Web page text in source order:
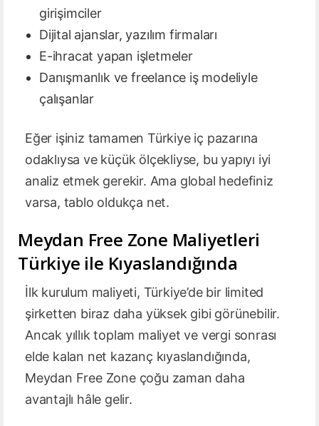
girişimciler
Dijital ajanslar, yazılım firmaları
E-ihracat yapan işletmeler
Danışmanlık ve freelance iş modeliyle
çalışanlar
Eğer işiniz tamamen Türkiye iç pazarına
odaklıysa ve küçük ölçekliyse, bu yapıyı iyi
analiz etmek gerekir. Ama global hedefiniz
varsa, tablo oldukça net.
Meydan Free Zone Maliyetleri
Türkiye ile Kıyaslandığında
İlk kurulum maliyeti, Türkiye’de bir limited
şirketten biraz daha yüksek gibi görünebilir.
Ancak yıllık toplam maliyet ve vergi sonrası
elde kalan net kazanç kıyaslandığında,
Meydan Free Zone çoğu zaman daha
avantajlı hâle gelir.